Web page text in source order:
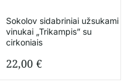
Sokolov sidabriniai užsukami
vinukai „Trikampis” su
cirkoniais
22,00 €